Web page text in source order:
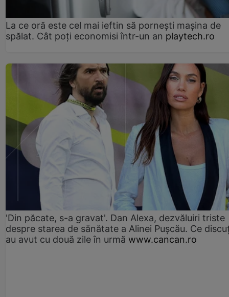
La ce oră este cel mai ieftin să pornești mașina de
spălat. Cât poți economisi într-un an playtech.ro
'Din păcate, s-a gravat'. Dan Alexa, dezvăluiri triste
despre starea de sănătate a Alinei Pușcău. Ce
au avut cu două zile în urmă www.cancan.ro